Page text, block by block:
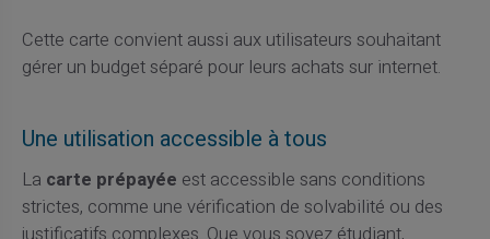
Cette carte convient aussi aux utilisateurs souhaitant
gérer un budget séparé pour leurs achats sur internet.
Une utilisation accessible à tous
La carte prépayée est accessible sans conditions
strictes, comme une vérification de solvabilité ou des